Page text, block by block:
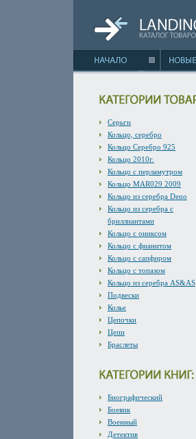
Серьги
Кольцо, серебро
Кольцо Серебро 925
Кольцо 2010г.
Кольцо с перламутром
Кольцо MAR029 2009
Кольцо из серебра Deno
Кольцо из серебра с
бриллиантами
Кольцо с ониксом
Кольцо с фианитом
Кольцо с сапфиром
Кольцо с топазом
Кольцо из серебра AS&AS
Подвески
Колье
Цепочки
Цепи
Браслеты
Биографический
Боевик
Военный
Детектив